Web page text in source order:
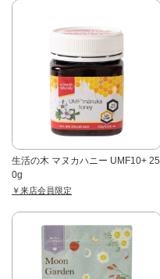
生活の木 マヌカハニー UMF10+ 25
0g
￥来店会員限定